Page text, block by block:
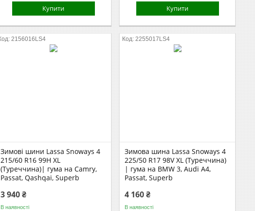
Купити Купити
2156016LS4
Зимові шини Lassa Snoways 4
215/60 R16 99H XL
(Туреччина)| гума на Camry,
Passat, Qashqai, Superb
3 940 ₴
В наявності
2255017LS4
Зимова шина Lassa Snoways 4
225/50 R17 98V XL (Туреччина)
| гума на BMW 3, Audi A4,
Passat, Superb
4 160 ₴
В наявності